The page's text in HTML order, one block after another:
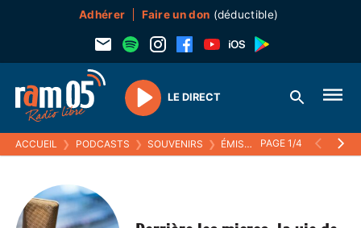
Adhérer Faire un don (déductible)
Play
LE DIRECT
ACCUEIL ❯ PODCASTS ❯ SOUVENIRS ❯ ÉMISSIONS (SOUVENIRS) ❯
PAGE 1/4